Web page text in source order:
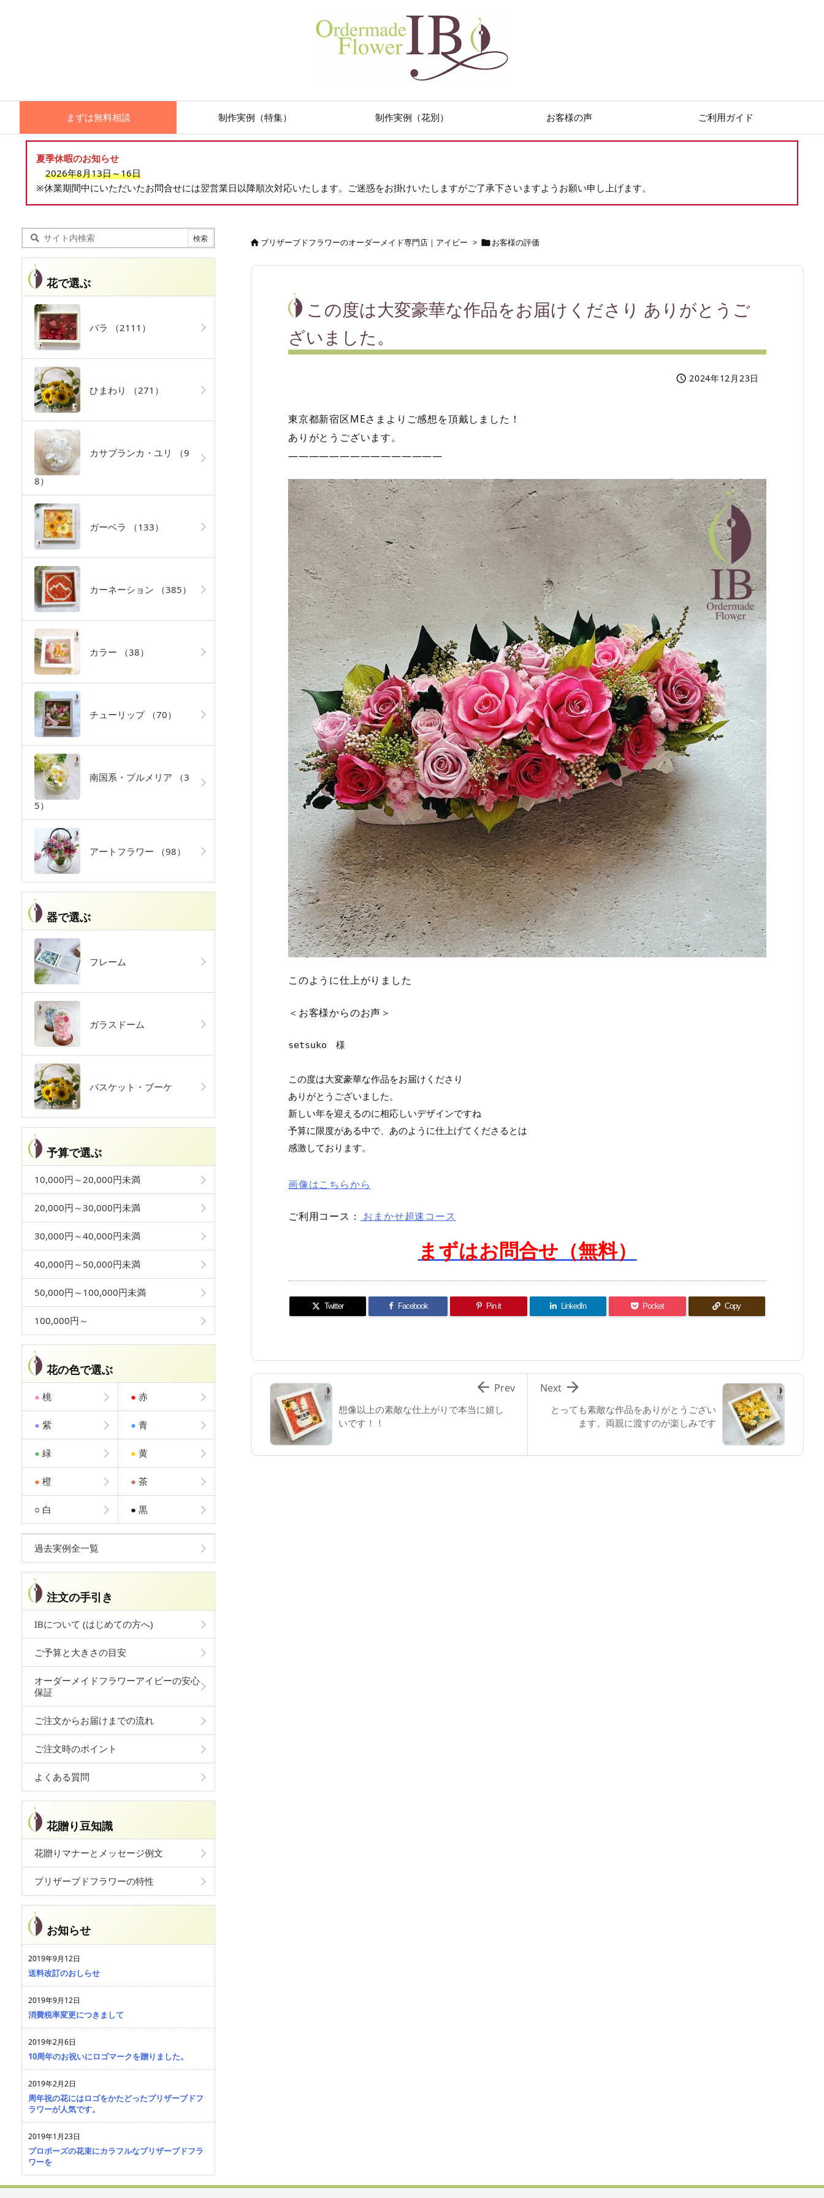
まずは無料相談 制作実例（特集） 制作実例（花別） お客様の声 ご利用ガイド
夏季休暇のお知らせ
2026年8月13日～16日
※休業期間中にいただいたお問合せには翌営業日以降順次対応いたします。ご迷惑をお掛けいたしますがご了承下さいますようお願い申し上げます。
ブリザーブドフラワーのオーダーメイド専門店｜アイビー > お客様の評価
この度は大変豪華な作品をお届けくださり ありがとうご
ざいました。
 2024年12月23日
東京都新宿区MEさまよりご感想を頂戴しました！
ありがとうございます。
———————————————
このように仕上がりました
＜お客様からのお声＞
setsuko　様
この度は大変豪華な作品をお届けくださり
ありがとうございました。
新しい年を迎えるのに相応しいデザインですね
予算に限度がある中で、あのように仕上げてくださるとは
画像はこちらから
ご利用コース： おまかせ超速コース
まずはお問合せ（無料）
Twitter Facebook Pin it LinkedIn Pocket Copy
とっても素敵な作品をありがとうござい
ます。両親に渡すのが楽しみです

Next
想像以上の素敵な仕上がりで本当に嬉し
いです！！
 Prev
花で選ぶ
バラ （2111）
ひまわり （271）
カサブランカ・ユリ （9
8）
ガーベラ （133）
カーネーション （385）
カラー （38）
チューリップ （70）
南国系・プルメリア （3
5）
アートフラワー （98）
器で選ぶ
フレーム
ガラスドーム
バスケット・ブーケ
予算で選ぶ
10,000円～20,000円未満
20,000円～30,000円未満
30,000円～40,000円未満
40,000円～50,000円未満
50,000円～100,000円未満
100,000円～
花の色で選ぶ
● 桃 ● 赤
● 紫 ● 青
● 緑 ● 黄
● 橙 ● 茶
○ 白 ● 黒
過去実例全一覧
注文の手引き
IBについて (はじめての方へ)
ご予算と大きさの目安
オーダーメイドフラワーアイビーの安心
保証
ご注文からお届けまでの流れ
ご注文時のポイント
よくある質問
花贈り豆知識
花贈りマナーとメッセージ例文
プリザーブドフラワーの特性
お知らせ
2019年9月12日
送料改訂のおしらせ
2019年9月12日
消費税率変更につきまして
2019年2月6日
10周年のお祝いにロゴマークを贈りました。
2019年2月2日
周年祝の花にはロゴをかたどったプリザーブドフ
ラワーが人気です。
2019年1月23日
プロポーズの花束にカラフルなプリザーブドフラ
ワーを